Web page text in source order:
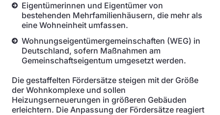
Eigentümerinnen und Eigentümer von
bestehenden Mehrfamilienhäusern, die mehr als
eine Wohneinheit umfassen.
Wohnungseigentümergemeinschaften (WEG) in
Deutschland, sofern Maßnahmen am
Gemeinschaftseigentum umgesetzt werden.
Die gestaffelten Fördersätze steigen mit der Größe
der Wohnkomplexe und sollen
Heizungserneuerungen in größeren Gebäuden
erleichtern. Die Anpassung der Fördersätze reagiert